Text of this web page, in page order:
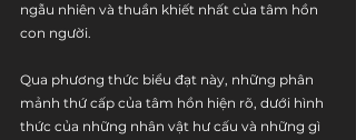
ngẫu nhiên và thuần khiết nhất của tâm hồn
con người.
Qua phương thức biểu đạt này, những phân
mảnh thứ cấp của tâm hồn hiện rõ, dưới hình
thức của những nhân vật hư cấu và những gì